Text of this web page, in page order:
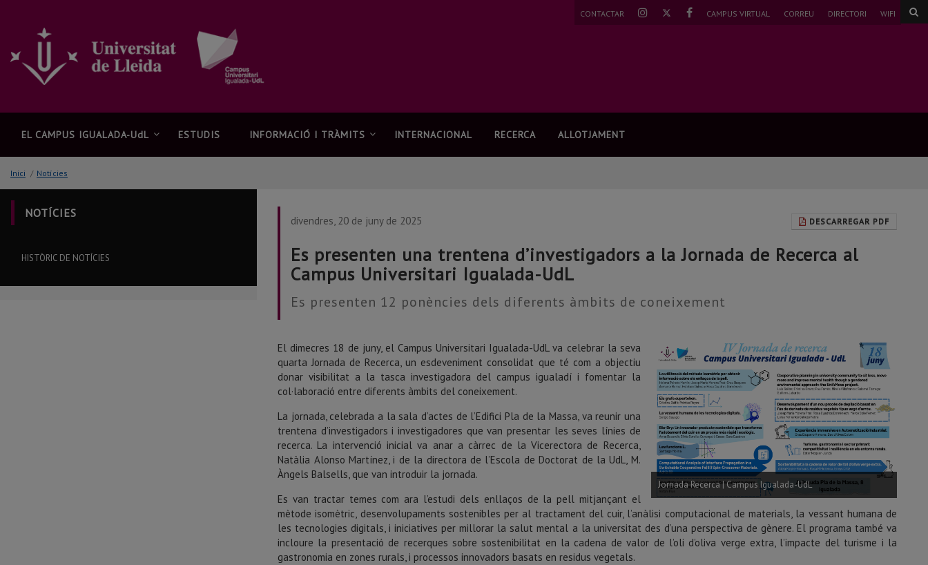
CONTACTAR INSTAGRAM
TWITTER
FACEBOOK
CAMPUS VIRTUAL CORREU DIRECTORI WIFI
EL CAMPUS IGUALADA-UdL ESTUDIS INFORMACIÓ I TRÀMITS INTERNACIONAL RECERCA ALLOTJAMENT
Inici / Notícies
NOTÍCIES
HISTÒRIC DE NOTÍCIES
DESCARREGAR PDF
divendres, 20 de juny de 2025
Es presenten una trentena d’investigadors a la Jornada de Recerca al
Campus Universitari Igualada-UdL
Es presenten 12 ponències dels diferents àmbits de coneixement
Jornada Recerca | Campus Igualada-UdL
El dimecres 18 de juny, el Campus Universitari Igualada-UdL va celebrar la seva
quarta Jornada de Recerca, un esdeveniment consolidat que té com a objectiu
donar visibilitat a la tasca investigadora del campus igualadí i fomentar la
col·laboració entre diferents àmbits del coneixement.
La jornada, celebrada a la sala d’actes de l’Edifici Pla de la Massa, va reunir una
trentena d’investigadors i investigadores que van presentar les seves línies de
recerca. La intervenció inicial va anar a càrrec de la Vicerectora de Recerca,
Natàlia Alonso Martínez, i de la directora de l’Escola de Doctorat de la UdL, M.
Àngels Balsells, que van introduir la jornada.
Es van tractar temes com ara l’estudi dels enllaços de la pell mitjançant el
mètode isomètric, desenvolupaments sostenibles per al tractament del cuir, l’anàlisi computacional de materials, la vessant humana de
les tecnologies digitals, i iniciatives per millorar la salut mental a la universitat des d’una perspectiva de gènere. El programa també va
incloure la presentació de recerques sobre sostenibilitat en la cadena de valor de l’oli d’oliva verge extra, l’impacte del turisme i la
gastronomia en zones rurals, i processos innovadors basats en residus vegetals.